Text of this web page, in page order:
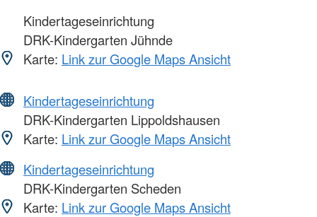
Kindertageseinrichtung
DRK-Kindergarten Jühnde
Karte: Link zur Google Maps Ansicht
Kindertageseinrichtung
DRK-Kindergarten Lippoldshausen
Karte: Link zur Google Maps Ansicht
Kindertageseinrichtung
DRK-Kindergarten Scheden
Karte: Link zur Google Maps Ansicht